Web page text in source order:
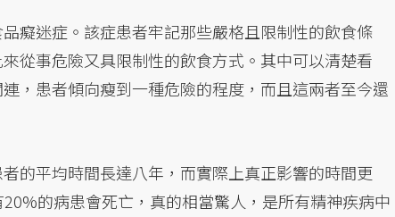
癡迷症。該症患者牢記那些嚴格且限制性的飲食條
從事危險又具限制性的飲食方式。其中可以清楚看
，患者傾向瘦到一種危險的程度，而且這兩者至今還
的平均時間長達八年，而實際上真正影響的時間更
的病患會死亡，真的相當驚人，是所有精神疾病中